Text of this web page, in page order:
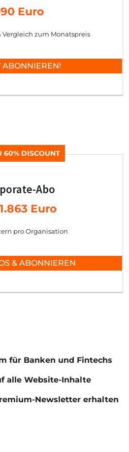
Euro
Vergleich zum Monatspreis
ABONNIEREN!
60% DISCOUNT
Abo
Euro
pro Organisation
& ABONNIEREN
für Banken und Fintechs
alle Website-Inhalte
Newsletter erhalten